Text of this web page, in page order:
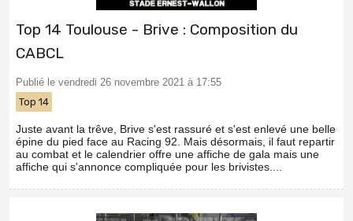
Top 14 Toulouse - Brive : Composition du
CABCL
Publié le vendredi 26 novembre 2021 à 17:55
Top 14
Juste avant la trêve, Brive s'est rassuré et s'est enlevé une belle
épine du pied face au Racing 92. Mais désormais, il faut repartir
au combat et le calendrier offre une affiche de gala mais une
affiche qui s'annonce compliquée pour les brivistes....